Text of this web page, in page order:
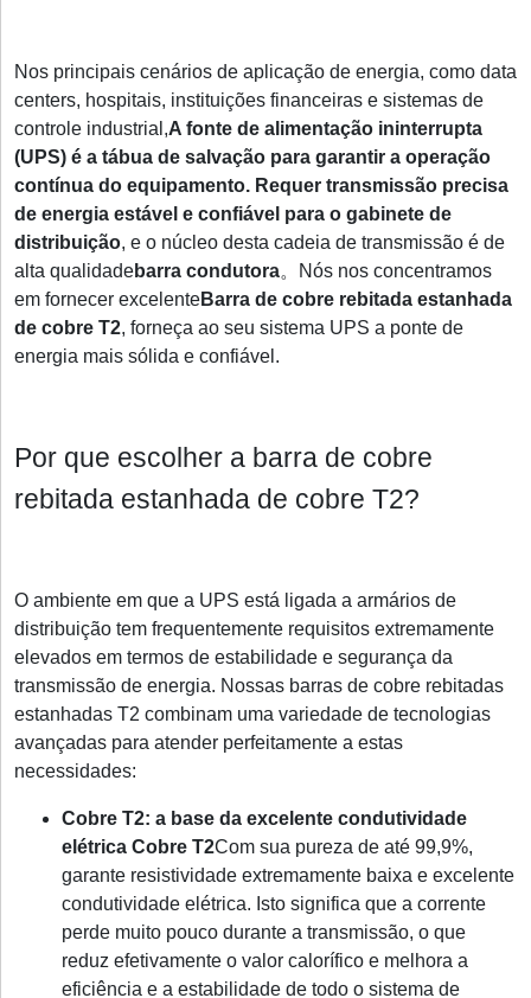
Nos principais cenários de aplicação de energia, como data
centers, hospitais, instituições financeiras e sistemas de
controle industrial,A fonte de alimentação ininterrupta
(UPS) é a tábua de salvação para garantir a operação
contínua do equipamento. Requer transmissão precisa
de energia estável e confiável para o gabinete de
distribuição, e o núcleo desta cadeia de transmissão é de
alta qualidadebarra condutora。Nós nos concentramos
em fornecer excelenteBarra de cobre rebitada estanhada
de cobre T2, forneça ao seu sistema UPS a ponte de
energia mais sólida e confiável.
Por que escolher a barra de cobre
rebitada estanhada de cobre T2?
O ambiente em que a UPS está ligada a armários de
distribuição tem frequentemente requisitos extremamente
elevados em termos de estabilidade e segurança da
transmissão de energia. Nossas barras de cobre rebitadas
estanhadas T2 combinam uma variedade de tecnologias
avançadas para atender perfeitamente a estas
necessidades:
Cobre T2: a base da excelente condutividade
elétrica Cobre T2Com sua pureza de até 99,9%,
garante resistividade extremamente baixa e excelente
condutividade elétrica. Isto significa que a corrente
perde muito pouco durante a transmissão, o que
reduz efetivamente o valor calorífico e melhora a
eficiência e a estabilidade de todo o sistema de